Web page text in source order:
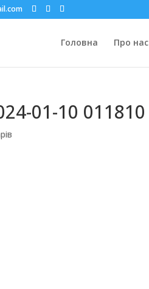
Головна Про нас
01-10 011810